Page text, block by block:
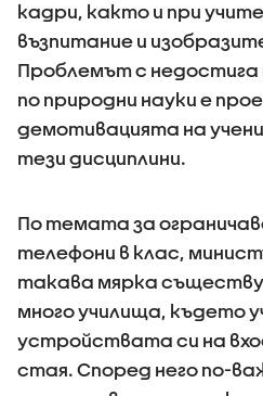
кадри, както и при
възпитание и
Проблемът с
по природни науки е
демотивацията на
тези дисциплини.
По темата за
телефони в клас,
такава мярка
много училища, където
устройствата си на
стая. Според него по-